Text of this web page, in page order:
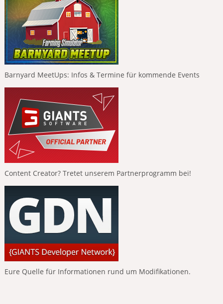
Barnyard MeetUps: Infos & Termine für kommende Events
Content Creator? Tretet unserem Partnerprogramm bei!
Eure Quelle für Informationen rund um Modifikationen.